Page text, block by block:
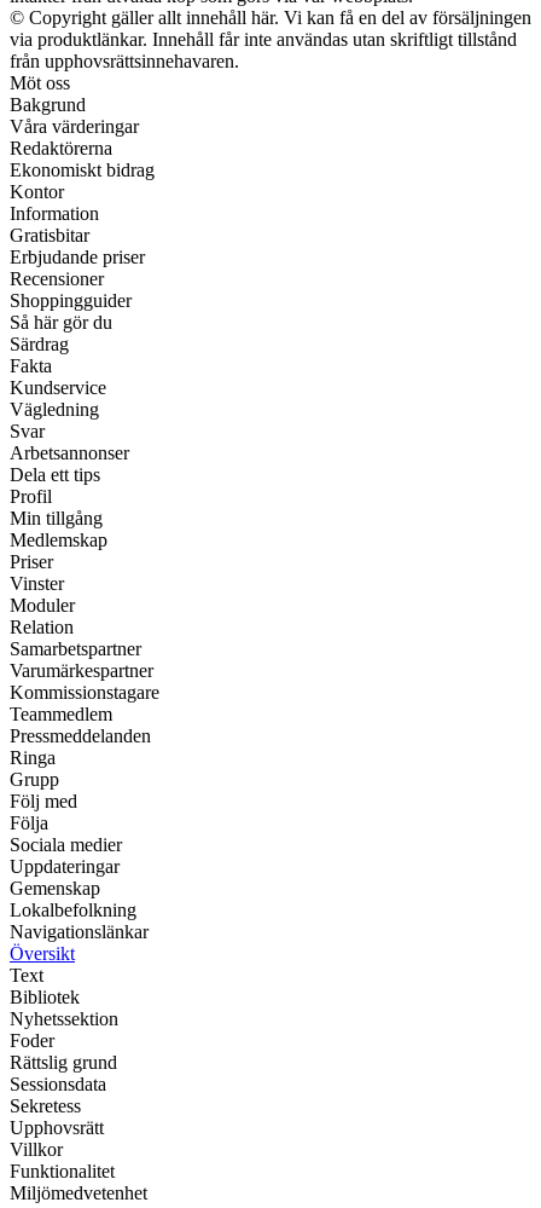
© Copyright gäller allt innehåll här. Vi kan få en del av försäljningen
via produktlänkar. Innehåll får inte användas utan skriftligt tillstånd
från upphovsrättsinnehavaren.
Möt oss
Bakgrund
Våra värderingar
Redaktörerna
Ekonomiskt bidrag
Kontor
Information
Gratisbitar
Erbjudande priser
Recensioner
Shoppingguider
Så här gör du
Särdrag
Fakta
Kundservice
Vägledning
Svar
Arbetsannonser
Dela ett tips
Profil
Min tillgång
Medlemskap
Priser
Vinster
Moduler
Relation
Samarbetspartner
Varumärkespartner
Kommissionstagare
Teammedlem
Pressmeddelanden
Ringa
Grupp
Följ med
Följa
Sociala medier
Uppdateringar
Gemenskap
Lokalbefolkning
Navigationslänkar
Översikt
Text
Bibliotek
Nyhetssektion
Foder
Rättslig grund
Sessionsdata
Sekretess
Upphovsrätt
Villkor
Funktionalitet
Miljömedvetenhet